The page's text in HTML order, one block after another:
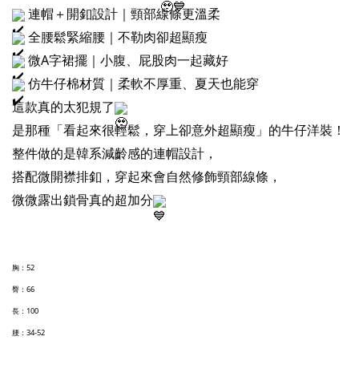
連帽＋開釦設計｜頸部線條更溫柔
全腰鬆緊縮腰｜不勒肉卻超顯瘦
微A字裙擺｜小腹、屁股肉一起藏好
仿牛仔棉材質｜柔軟不厚重、夏天也能穿
這款真的太犯規了
是那種「看起來很輕鬆，穿上卻意外超顯瘦」的牛仔洋裝！
整件做的是韓系減齡感的連帽設計，
搭配微開襟排釦，穿起來會自然修飾頸部線條，
微微露出鎖骨真的超加分
胸：52
臀：66
長：100
腰：34-52